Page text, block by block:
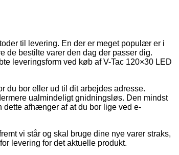
til levering. En der er meget populær er i
de bestilte varer den dag der passer dig.
leveringsform ved køb af V-Tac 120×30 LED
du bor eller ud til dit arbejdes adresse.
ualmindeligt gnidningsløs. Den mindst
dette afhænger af at du bor lige ved e-
vi står og skal bruge dine nye varer straks,
levering for det aktuelle produkt.